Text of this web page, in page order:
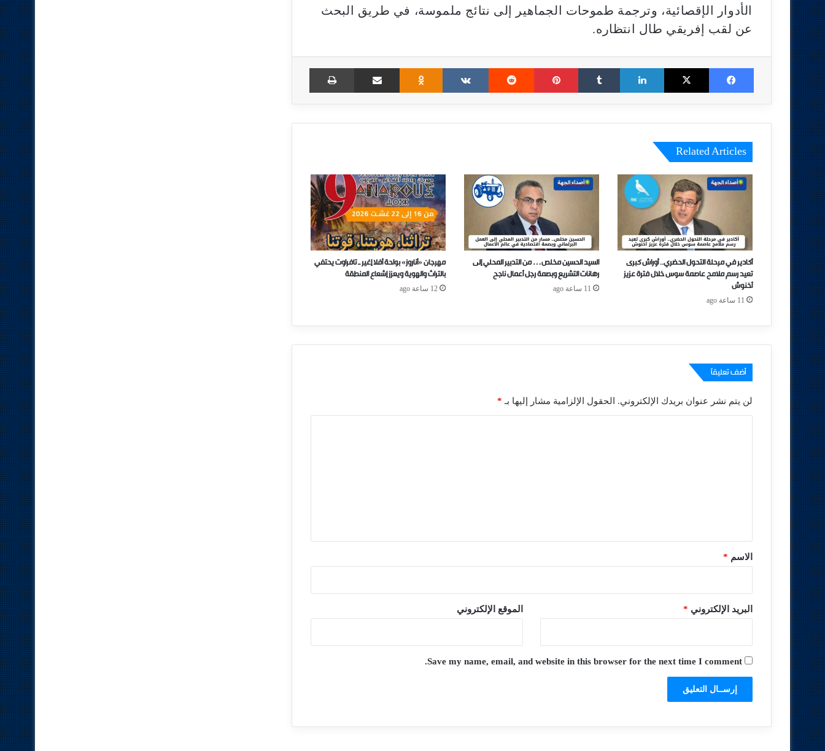
الأدوار الإقصائية، وترجمة طموحات الجماهير إلى نتائج ملموسة، في طريق البحث
عن لقب إفريقي طال انتظاره.
Facebook
X
LinkedIn
Tumblr
Pinterest
Reddit
VKontakte
Odnoklassniki
Share via Email
Print
Related Articles
أكادير في مرحلة التحول الحضري.. أوراش كبرى
تعيد رسم ملامح عاصمة سوس خلال فترة عزيز
أخنوش
11 ساعة ago
السيد الحسين مخلص… من التدبير المحلي إلى
رهانات التشريع وبصمة رجل أعمال ناجح
11 ساعة ago
مهرجان «أناروز» بواحة أفلا إغير ـ تافراوت يحتفي
بالتراث والهوية ويعزز إشعاع المنطقة
12 ساعة ago
أضف تعليقاً
لن يتم نشر عنوان بريدك الإلكتروني. الحقول الإلزامية مشار إليها بـ *
*الاسم *
البريد الإلكتروني * الموقع الإلكتروني
Save my name, email, and website in this browser for the next time I comment.